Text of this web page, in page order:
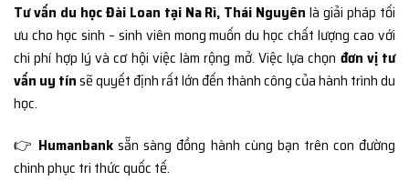
Tư vấn du học Đài Loan tại Na Rì, Thái Nguyên là giải pháp tối
ưu cho học sinh – sinh viên mong muốn du học chất lượng cao với
chi phí hợp lý và cơ hội việc làm rộng mở. Việc lựa chọn đơn vị tư
vấn uy tínsẽ quyết định rất lớn đến thành công của hành trình du
học.
👉 Humanbank sẵn sàng đồng hành cùng bạn trên con đường
chinh phục tri thức quốc tế.